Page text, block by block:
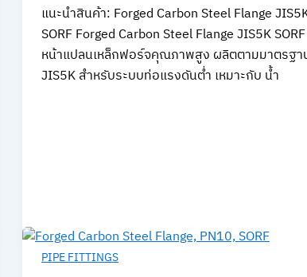
แนะนำสินค้า: Forged Carbon Steel Flange
SORF Forged Carbon Steel Flange JIS5K
หน้าแปลนเหล็กฟอร์จคุณภาพสูง ผลิตตามมาตรฐ
JIS5K สำหรับระบบท่อแรงดันต่ำ เหมาะกับ น้ำ
PIPE FITTINGS